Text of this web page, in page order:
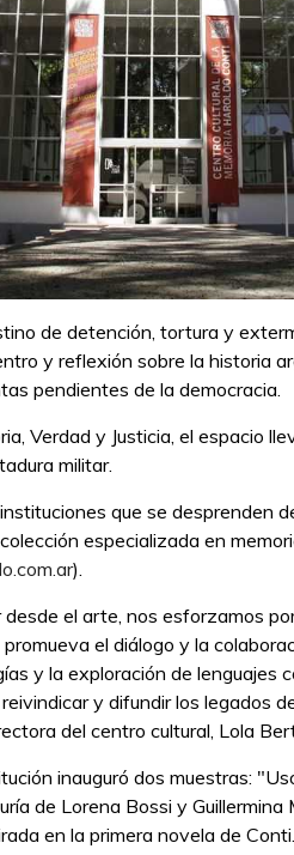
de detención, tortura y
y reflexión sobre la historia
pendientes de la democracia.
Verdad y Justicia, el espacio
militar.
que se desprenden
especializada en
).
el arte, nos esforzamos
el diálogo y la
y la exploración de lenguajes
y difundir los legados
del centro cultural, Lola
inauguró dos muestras:
de Lorena Bossi y
en la primera novela de Conti.